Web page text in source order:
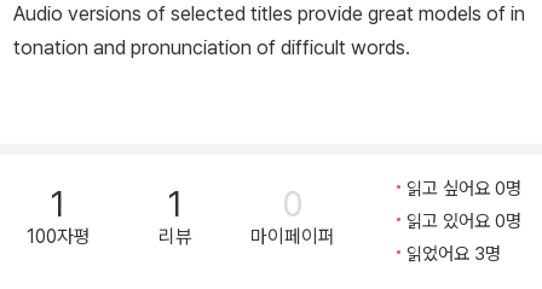
Audio versions of selected titles provide great models of in
tonation and pronunciation of difficult words.
1
100자평
1
리뷰
0
마이페이퍼
읽고 싶어요 0명
읽고 있어요 0명
읽었어요 3명